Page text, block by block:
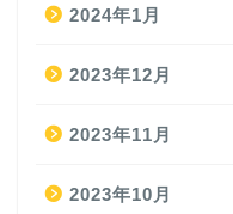
2024年1月
2023年12月
2023年11月
2023年10月